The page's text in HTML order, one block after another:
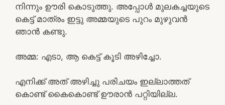
നിന്നും ഊരി കൊടുത്തു. അപ്പോൾ മുലകച്ചയുടെ
കെട്ട് മാത്രം ഇട്ടു അമ്മയുടെ പുറം മുഴുവൻ
ഞാൻ കണ്ടു.
അമ്മ: എടാ, ആ കെട്ട് കൂടി അഴിച്ചോ.
എനിക്ക് അത് അഴിച്ചു പരിചയം ഇല്ലാത്തത്
കൊണ്ട് കൈകൊണ്ട് ഊരാൻ പറ്റിയില്ല.